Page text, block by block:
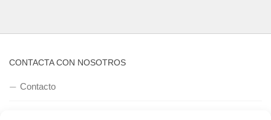
CONTACTA CON NOSOTROS
Contacto